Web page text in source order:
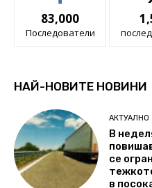
83,000
Последователи
НАЙ-НОВИТЕ НОВИНИ
АКТУАЛНО
В
се
в